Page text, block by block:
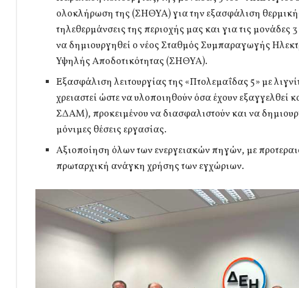
ολοκλήρωση της (ΣΗΘΥΑ) για την εξασφάλιση θερμικής
τηλεθερμάνσεις της περιοχής μας και για τις μονάδες
να δημιουργηθεί ο νέος Σταθμός Συμπαραγωγής
Υψηλής Αποδοτικότητας (ΣΗΘΥΑ).
Εξασφάλιση λειτουργίας της «Πτολεμαΐδας 5» με
χρειαστεί ώστε να υλοποιηθούν όσα έχουν εξαγγελθεί
ΣΔΑΜ), προκειμένου να διασφαλιστούν και να
μόνιμες θέσεις εργασίας.
Αξιοποίηση όλων των ενεργειακών πηγών, με
πρωταρχική ανάγκη χρήσης των εγχώριων.